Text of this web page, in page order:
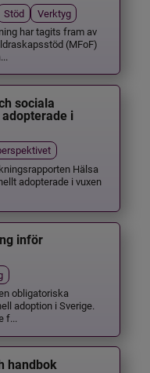
Stöd
Verktyg
har tagits fram av
(MFoF)
sociala
i
Hälsa
adopterade i vuxen
inför
obligatoriska
adoption i Sverige.
f...
handbok